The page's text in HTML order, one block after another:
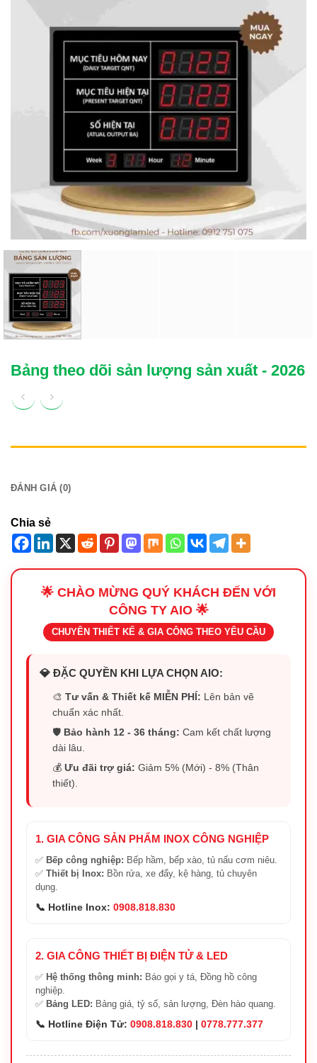
Bảng theo dõi sản lượng sản xuất - 2026
ĐÁNH GIÁ (0)
Chia sẻ
🌟 CHÀO MỪNG QUÝ KHÁCH ĐẾN VỚI
CÔNG TY AIO 🌟
CHUYÊN THIẾT KẾ & GIA CÔNG THEO YÊU CẦU
💎 ĐẶC QUYỀN KHI LỰA CHỌN AIO:
🎨Tư vấn & Thiết kế MIỄN PHÍ: Lên bản vẽ
chuẩn xác nhất.
🛡️ Bảo hành 12 - 36 tháng: Cam kết chất lượng
dài lâu.
💰Ưu đãi trợ giá: Giảm 5% (Mới) - 8% (Thân
thiết).
1. GIA CÔNG SẢN PHẨM INOX CÔNG NGHIỆP
✅ Bếp công nghiệp: Bếp hầm, bếp xào, tủ nấu cơm niêu.
✅ Thiết bị Inox: Bồn rửa, xe đẩy, kệ hàng, tủ chuyên
dụng.
📞 Hotline Inox: 0908.818.830
2. GIA CÔNG THIẾT BỊ ĐIỆN TỬ & LED
✅ Hệ thống thông minh: Báo gọi y tá, Đồng hồ công
nghiệp.
✅ Bảng LED: Bảng giá, tỷ số, sản lượng, Đèn hào quang.
📞 Hotline Điện Tử: 0908.818.830 | 0778.777.377